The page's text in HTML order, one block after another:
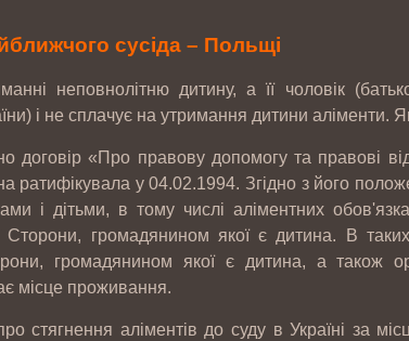
сусіда – Польщі
неповнолітню дитину, а її чоловік
і не сплачує на утримання дитини аліменти.
договір «Про правову допомогу та правові
ратифікувала у 04.02.1994. Згідно з його
і дітьми, в тому числі аліментних
Сторони, громадянином якої є дитина. В
громадянином якої є дитина, а також
місце проживання.
стягнення аліментів до суду в Україні за